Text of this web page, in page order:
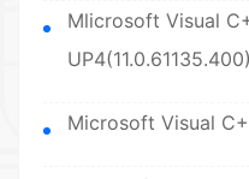
Mlicrosoft Visual
UP4(11.0.61135.400)
Microsoft Visual